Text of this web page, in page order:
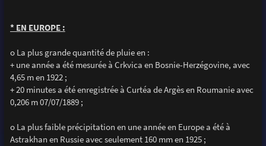
* EN EUROPE :
o La plus grande quantité de pluie en :
+ une année a été mesurée à Crkvica en Bosnie-Herzégovine, avec
4,65 m en 1922 ;
+ 20 minutes a été enregistrée à Curtéa de Argès en Roumanie avec
0,206 m 07/07/1889 ;
o La plus faible précipitation en une année en Europe a été à
Astrakhan en Russie avec seulement 160 mm en 1925 ;